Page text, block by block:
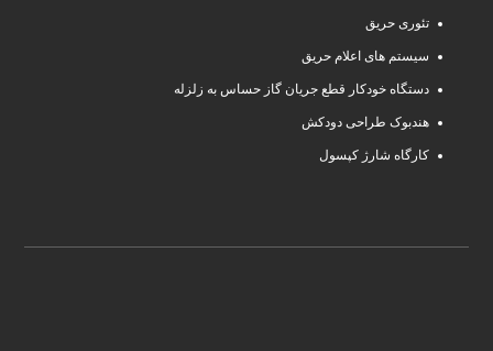
تئوری حریق
سیستم های اعلام حریق
دستگاه خودکار قطع جریان گاز حساس به زلزله
هندبوک طراحی دودکش
کارگاه شارژ کپسول